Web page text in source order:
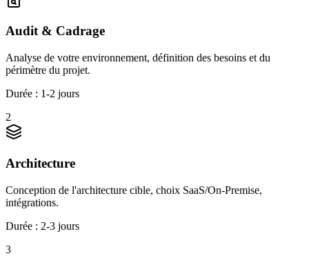
Audit & Cadrage
Analyse de votre environnement, définition des besoins et du
périmètre du projet.
Durée : 1-2 jours
2
Architecture
Conception de l'architecture cible, choix SaaS/On-Premise,
intégrations.
Durée : 2-3 jours
3